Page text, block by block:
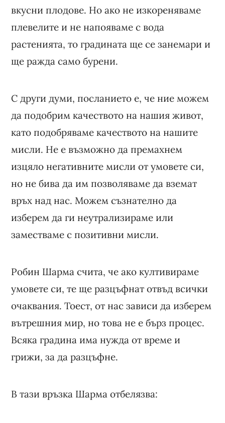
вкусни плодове. Но ако не изкореняваме
плевелите и не напояваме с вода
растенията, то градината ще се занемари и
ще ражда само бурени.
С други думи, посланието е, че ние можем
да подобрим качеството на нашия живот,
като подобряваме качеството на нашите
мисли. Не е възможно да премахнем
изцяло негативните мисли от умовете си,
но не бива да им позволяваме да вземат
връх над нас. Можем съзнателно да
изберем да ги неутрализираме или
заместваме с позитивни мисли.
Робин Шарма счита, че ако култивираме
умовете си, те ще разцъфнат отвъд всички
очаквания. Тоест, от нас зависи да изберем
вътрешния мир, но това не е бърз процес.
Всяка градина има нужда от време и
грижи, за да разцъфне.
В тази връзка Шарма отбелязва: